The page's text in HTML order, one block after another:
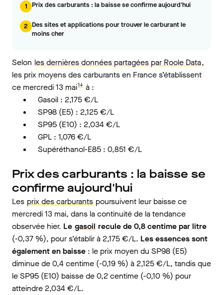
1 Prix des carburants : la baisse se confirme aujourd'hui
2 Des sites et applications pour trouver le carburant le
moins cher
Selon les dernières données partagées par Roole Data,
les prix moyens des carburants en France s’établissent
ce mercredi 13 mai1↓ à :
Gasoil : 2,175 €/L
SP98 (E5) : 2,125 €/L
SP95 (E10) : 2,034 €/L
GPL : 1,076 €/L
Supéréthanol-E85 : 0,851 €/L
Prix des carburants : la baisse se
confirme aujourd'hui
Les prix des carburants poursuivent leur baisse ce
mercredi 13 mai, dans la continuité de la tendance
observée hier. Le gasoil recule de 0,8 centime par litre
(-0,37 %), pour s’établir à 2,175 €/L. Les essences sont
également en baisse : le prix moyen du SP98 (E5)
diminue de 0,4 centime (-0,19 %) à 2,125 €/L, tandis que
le SP95 (E10) baisse de 0,2 centime (-0,10 %) pour
atteindre 2,034 €/L.